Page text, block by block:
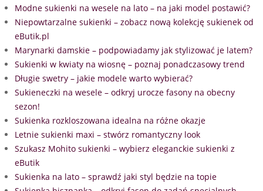
Modne sukienki na wesele na lato – na jaki model postawić?
Niepowtarzalne sukienki – zobacz nową kolekcję sukienek od
eButik.pl
Marynarki damskie – podpowiadamy jak stylizować je latem?
Sukienki w kwiaty na wiosnę – poznaj ponadczasowy trend
Długie swetry – jakie modele warto wybierać?
Sukieneczki na wesele – odkryj urocze fasony na obecny
sezon!
Sukienka rozkloszowana idealna na różne okazje
Letnie sukienki maxi – stwórz romantyczny look
Szukasz Mohito sukienki – wybierz eleganckie sukienki z
eButik
Sukienka na lato – sprawdź jaki styl będzie na topie